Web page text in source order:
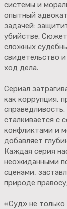
системы и
опытный
задачей:
убийстве. Сюжет
сложных
свидетельство
ход дела.
Сериал
как коррупция,
сталкивается с
конфликтами и
добавляет
Каждая серия
неожиданными
сценами,
природе
«Суд» не только